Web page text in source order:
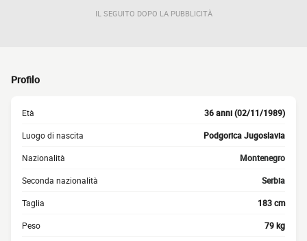
IL SEGUITO DOPO LA PUBBLICITÀ
Profilo
Età 36 anni (02/11/1989)
Luogo di nascita Podgorica Jugoslavia
Nazionalità Montenegro
Seconda nazionalità Serbia
Taglia 183 cm
Peso 79 kg